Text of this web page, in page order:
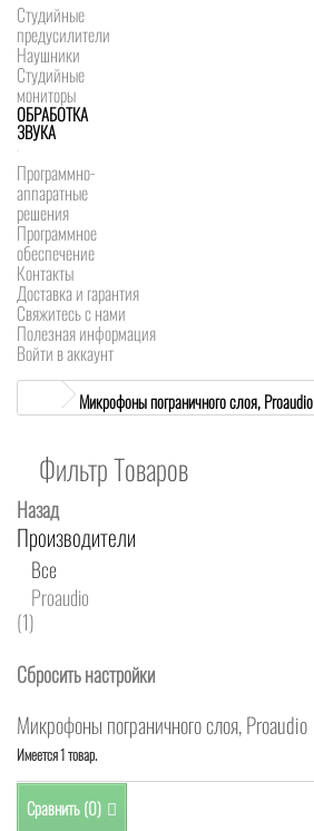
Студийные
предусилители
Наушники
Студийные
мониторы
ОБРАБОТКА
ЗВУКА
Программно-
аппаратные
решения
Программное
обеспечение
Контакты
Доставка и гарантия
Свяжитесь с нами
Полезная информация
Войти в аккаунт
Микрофоны пограничного слоя, Proaudio
Фильтр Товаров
Назад
Производители
Все
Proaudio
(1)
Сбросить настройки
Микрофоны пограничного слоя, Proaudio
Имеется 1 товар.
Сравнить (0)